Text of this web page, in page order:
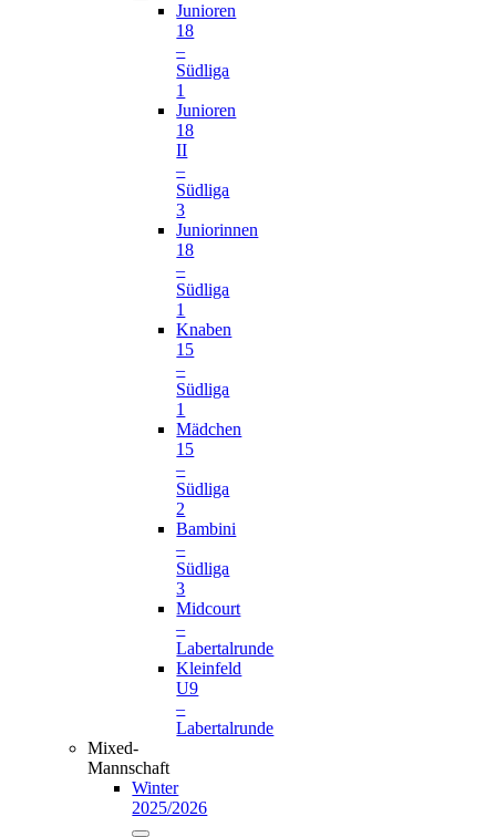
Junioren
18
–
Südliga
1
Junioren
18
II
–
Südliga
3
Juniorinnen
18
–
Südliga
1
Knaben
15
–
Südliga
1
Mädchen
15
–
Südliga
2
Bambini
–
Südliga
3
Midcourt
–
Labertalrunde
Kleinfeld
U9
–
Labertalrunde
Mixed-
Mannschaft
Winter
2025/2026